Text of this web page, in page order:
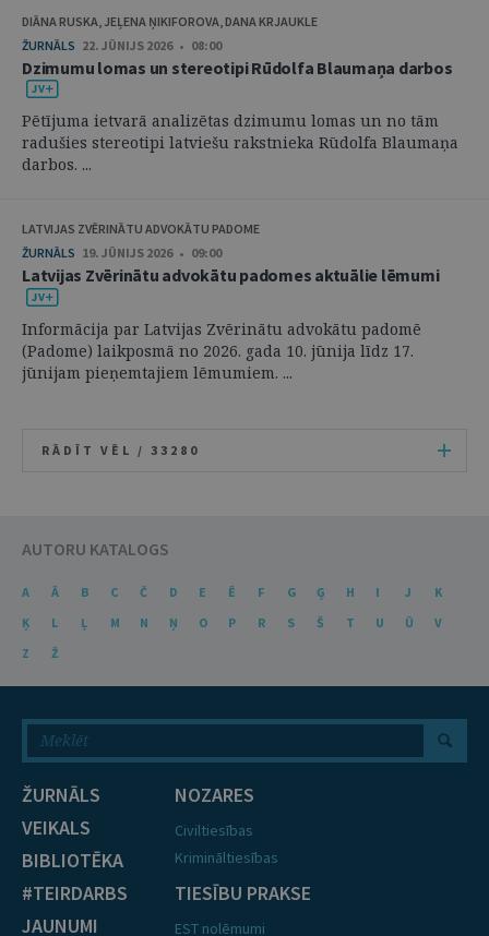
DIĀNA RUSKA, JEĻENA ŅIKIFOROVA, DANA KRJAUKLE
ŽURNĀLS 22. JŪNIJS 2026 • 08:00
Dzimumu lomas un stereotipi Rūdolfa Blaumaņa darbos
Pētījuma ietvarā analizētas dzimumu lomas un no tām
radušies stereotipi latviešu rakstnieka Rūdolfa Blaumaņa
darbos. ...
LATVIJAS ZVĒRINĀTU ADVOKĀTU PADOME
ŽURNĀLS 19. JŪNIJS 2026 • 09:00
Latvijas Zvērinātu advokātu padomes aktuālie lēmumi
Informācija par Latvijas Zvērinātu advokātu padomē
(Padome) laikposmā no 2026. gada 10. jūnija līdz 17.
jūnijam pieņemtajiem lēmumiem. ...
RĀDĪT VĒL / 33280
AUTORU KATALOGS
A Ā B C Č D E Ē F G Ģ H I J
K
Ķ
L Ļ M N Ņ O P R S Š T U Ū
V
Z
Ž
ŽURNĀLS
VEIKALS
BIBLIOTĒKA
#TEIRDARBS
JAUNUMI
NOZARES
Civiltiesības
Krimināltiesības
TIESĪBU PRAKSE
EST nolēmumi